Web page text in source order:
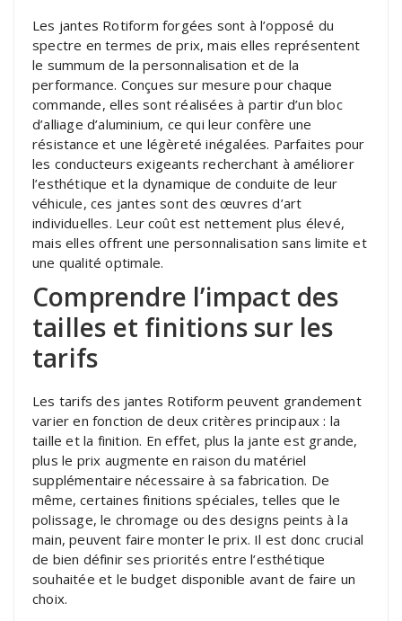
Les jantes Rotiform forgées sont à l’opposé du
spectre en termes de prix, mais elles représentent
le summum de la personnalisation et de la
performance. Conçues sur mesure pour chaque
commande, elles sont réalisées à partir d’un bloc
d’alliage d’aluminium, ce qui leur confère une
résistance et une légèreté inégalées. Parfaites pour
les conducteurs exigeants recherchant à améliorer
l’esthétique et la dynamique de conduite de leur
véhicule, ces jantes sont des œuvres d’art
individuelles. Leur coût est nettement plus élevé,
mais elles offrent une personnalisation sans limite et
une qualité optimale.
Comprendre l’impact des
tailles et finitions sur les
tarifs
Les tarifs des jantes Rotiform peuvent grandement
varier en fonction de deux critères principaux : la
taille et la finition. En effet, plus la jante est grande,
plus le prix augmente en raison du matériel
supplémentaire nécessaire à sa fabrication. De
même, certaines finitions spéciales, telles que le
polissage, le chromage ou des designs peints à la
main, peuvent faire monter le prix. Il est donc crucial
de bien définir ses priorités entre l’esthétique
souhaitée et le budget disponible avant de faire un
choix.